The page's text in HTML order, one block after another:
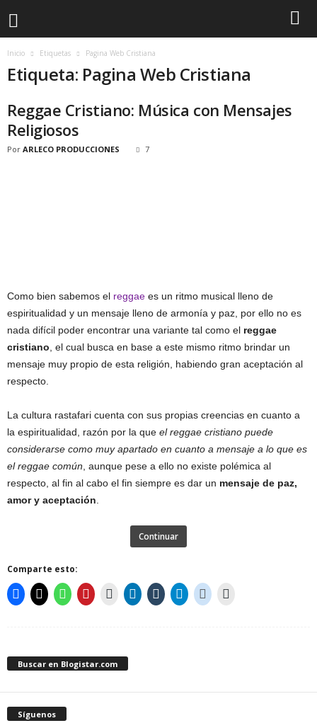
Inicio Etiquetas Pagina Web Cristiana
Etiqueta: Pagina Web Cristiana
Reggae Cristiano: Música con Mensajes
Religiosos
Por ARLECO PRODUCCIONES 7
Como bien sabemos el reggae es un ritmo musical lleno de
espiritualidad y un mensaje lleno de armonía y paz, por ello no es
nada difícil poder encontrar una variante tal como el reggae
cristiano , el cual busca en base a este mismo ritmo brindar un
mensaje muy propio de esta religión, habiendo gran aceptación al
respecto.
La cultura rastafari cuenta con sus propias creencias en cuanto a
la espiritualidad, razón por la que el reggae cristiano puede
considerarse como muy apartado en cuanto a mensaje a lo que es
el reggae común , aunque pese a ello no existe polémica al
respecto, al fin al cabo el fin siempre es dar un mensaje de paz,
amor y aceptación
Continuar
Comparte esto:
Buscar en Blogistar.com
Síguenos